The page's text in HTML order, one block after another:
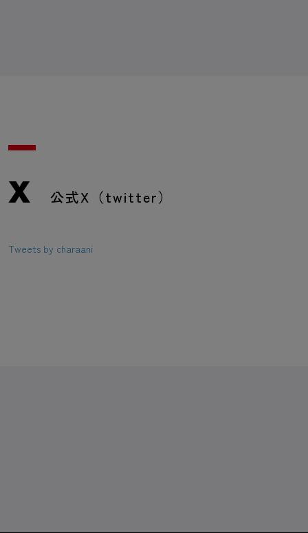
X 公式X（twitter）
Tweets by charaani